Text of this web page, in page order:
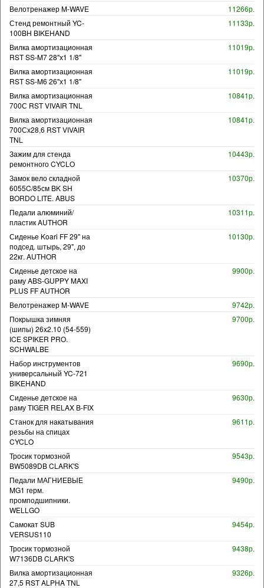
Велотренажер M-WAVE
11266р.
Стенд ремонтный YC-
100BH BIKEHAND
11133р.
Вилка амортизационная
RST SS-M7 28"х1 1/8"
11019р.
Вилка амортизационная
RST SS-M6 26"х1 1/8"
11019р.
Вилка амортизационная
700С RST VIVAIR TNL
10841р.
Вилка амортизационная
700Сх28,6 RST VIVAIR
TNL
10841р.
Зажим для стенда
ремонтного CYCLO
10443р.
Замок вело складной
6055C/85см BK SH
BORDO LITE. ABUS
10370р.
Педали алюминий/
пластик AUTHOR
10311р.
Сиденье Koari FF 29" на
подсед. штырь, 29", до
22кг. AUTHOR
10130р.
Сиденье детское на
раму ABS-GUPPY MAXI
PLUS FF AUTHOR
9900р.
Велотренажер M-WAVE
9742р.
Покрышка зимняя
(шипы) 26x2.10 (54-559)
ICE SPIKER PRO.
SCHWALBE
9700р.
Набор инструментов
универсальный YC-721
BIKEHAND
9690р.
Сиденье детское на
раму TIGER RELAX B-FIX
9630р.
Станок для накатывания
резьбы на спицах
CYCLO
9611р.
Тросик тормозной
BW5089DB CLARK'S
9543р.
Педали МАГНИЕВЫЕ
MG1 герм.
промподшипники.
WELLGO
9490р.
Самокат SUB
VERSUS110
9454р.
Тросик тормозной
W7136DB CLARK'S
9438р.
Вилка амортизационная
27,5 RST ALPHA TNL
9326р.